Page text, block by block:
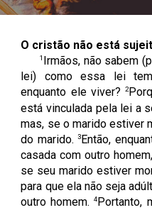
O cristão não está
1
Irmãos, não sabem
lei) como essa lei
enquanto ele viver?
2
está vinculada pela lei a
mas, se o marido estiver
do marido.3Então,
casada com outro
se seu marido estiver
para que ela não seja
outro homem.4 Portanto,